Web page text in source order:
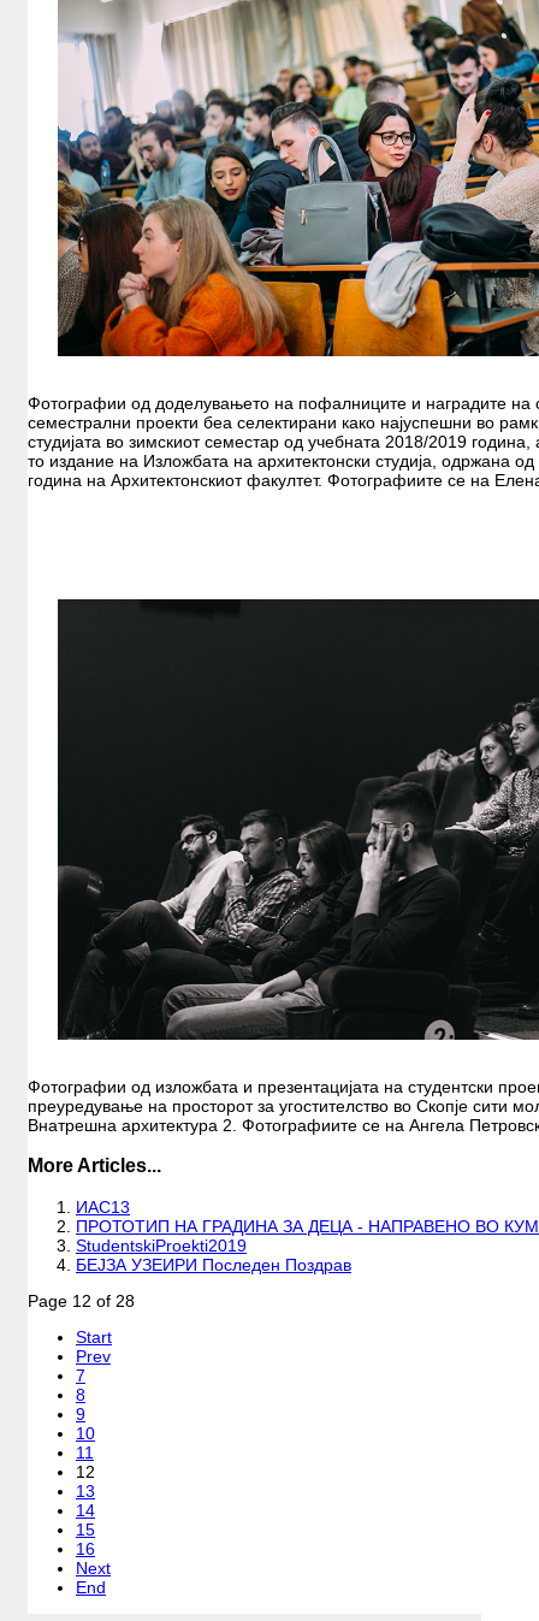
Фотографии од доделувањето на пофалниците и наградите на
семестрални проекти беа селектирани како најуспешни во
студијата во зимскиот семестар од учебната 2018/2019
то издание на Изложбата на архитектонски студија, одржана
година на Архитектонскиот факултет. Фотографиите се на
Фотографии од изложбата и презентацијата на студентски
преуредување на просторот за угостителство во Скопје сити
Внатрешна архитектура 2. Фотографиите се на Ангела
More Articles...
ИАС13
ПРОТОТИП НА ГРАДИНА ЗА ДЕЦА - НАПРАВЕНО ВО
StudentskiProekti2019
БЕЈЗА УЗЕИРИ Последен Поздрав
Page 12 of 28
Start
Prev
7
8
9
10
11
12
13
14
15
16
Next
End